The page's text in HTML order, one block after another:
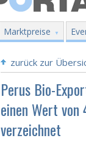
Marktpreise
zurück zur
Perus Bio-
einen Wert
verzeichnet